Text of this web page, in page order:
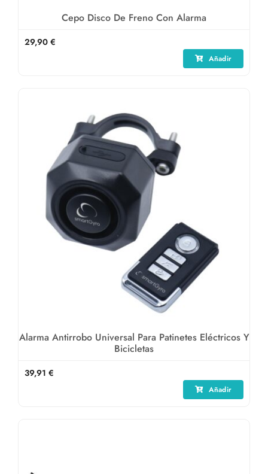
Cepo Disco De Freno Con Alarma
29,90 €
Añadir
Alarma Antirrobo Universal Para Patinetes Eléctricos Y
Bicicletas
39,91 €
Añadir